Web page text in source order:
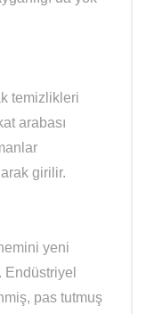
temizlikleri
arabası
girilir.
yeni
Endüstriyel
pas tutmuş